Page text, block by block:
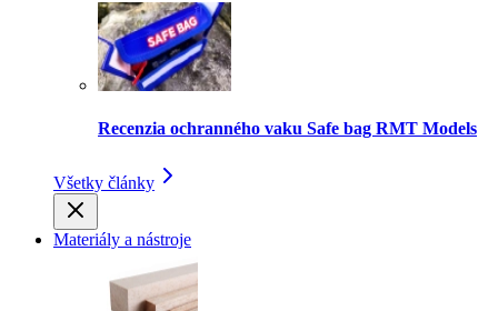
Recenzia ochranného vaku Safe bag RMT Models
Všetky články
Materiály a nástroje